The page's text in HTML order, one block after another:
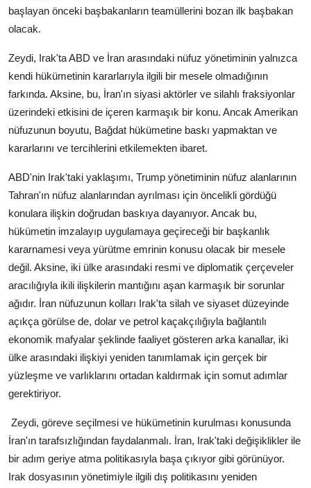
başlayan önceki başbakanların teamüllerini bozan ilk başbakan
olacak.
Zeydi, Irak'ta ABD ve İran arasındaki nüfuz yönetiminin yalnızca
kendi hükümetinin kararlarıyla ilgili bir mesele olmadığının
farkında. Aksine, bu, İran'ın siyasi aktörler ve silahlı fraksiyonlar
üzerindeki etkisini de içeren karmaşık bir konu. Ancak Amerikan
nüfuzunun boyutu, Bağdat hükümetine baskı yapmaktan ve
kararlarını ve tercihlerini etkilemekten ibaret.
ABD'nin Irak'taki yaklaşımı, Trump yönetiminin nüfuz alanlarının
Tahran'ın nüfuz alanlarından ayrılması için öncelikli gördüğü
konulara ilişkin doğrudan baskıya dayanıyor. Ancak bu,
hükümetin imzalayıp uygulamaya geçireceği bir başkanlık
kararnamesi veya yürütme emrinin konusu olacak bir mesele
değil. Aksine, iki ülke arasındaki resmi ve diplomatik çerçeveler
aracılığıyla ikili ilişkilerin mantığını aşan karmaşık bir sorunlar
ağıdır. İran nüfuzunun kolları Irak'ta silah ve siyaset düzeyinde
açıkça görülse de, dolar ve petrol kaçakçılığıyla bağlantılı
ekonomik mafyalar şeklinde faaliyet gösteren arka kanallar, iki
ülke arasındaki ilişkiyi yeniden tanımlamak için gerçek bir
yüzleşme ve varlıklarını ortadan kaldırmak için somut adımlar
gerektiriyor.
Zeydi, göreve seçilmesi ve hükümetinin kurulması konusunda
İran'ın tarafsızlığından faydalanmalı. İran, Irak'taki değişiklikler ile
bir adım geriye atma politikasıyla başa çıkıyor gibi görünüyor.
Irak dosyasının yönetimiyle ilgili dış politikasını yeniden